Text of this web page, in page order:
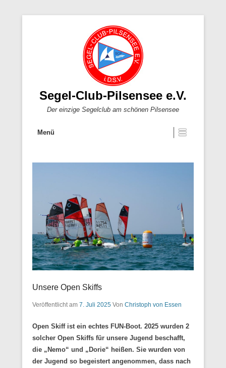
Segel-Club-Pilsensee e.V.
Der einzige Segelclub am schönen Pilsensee
Menü
Unsere Open Skiffs
Veröffentlicht am 7. Juli 2025 Von Christoph von Essen
Open Skiff ist ein echtes FUN-Boot. 2025 wurden 2
solcher Open Skiffs für unsere Jugend beschafft,
die „Nemo“ und „Dorie“ heißen. Sie wurden von
der Jugend so begeistert angenommen, dass nach